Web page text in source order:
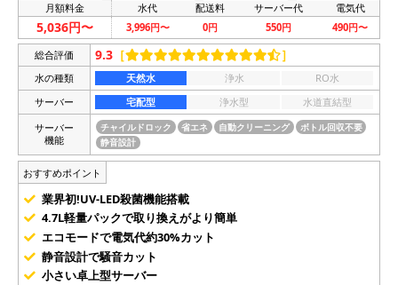
月額料金 水代 配送料 サーバー代 電気代
5,036円〜 3,996円〜 0円 550円 490円〜
総合評価 9.3 ［ ］
水の種類 天然水 浄水
RO水
サーバー
宅配型 浄水型
水道直結型
サーバー
機能
チャイルドロック 省エネ 自動クリーニング
ボトル回収不要
静音設計
おすすめポイント
業界初!UV-LED殺菌機能搭載
4.7L軽量パックで取り換えがより簡単
エコモードで電気代約30%カット
静音設計で騒音カット
小さい卓上型サーバー